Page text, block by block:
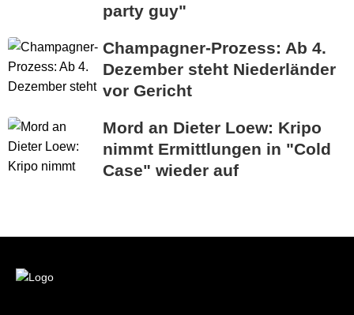
party guy"
Champagner-Prozess: Ab 4.
Dezember steht Niederländer
vor Gericht
Mord an Dieter Loew: Kripo
nimmt Ermittlungen in "Cold
Case" wieder auf